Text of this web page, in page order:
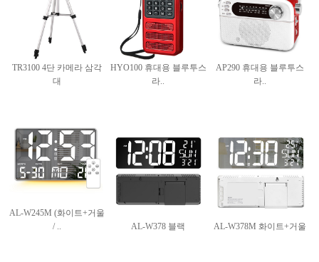
TR3100 4단 카메라 삼각
대
HYO100 휴대용 블루투스
라..
AP290 휴대용 블루투스
라..
AL-W245M (화이트+거울
/ ..
AL-W378 블랙 AL-W378M 화이트+거울